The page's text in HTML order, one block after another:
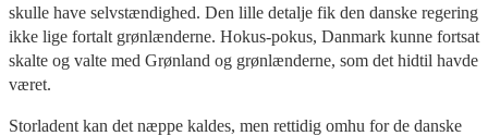
skulle have selvstændighed. Den lille detalje fik den danske regering
ikke lige fortalt grønlænderne. Hokus-pokus, Danmark kunne fortsat
skalte og valte med Grønland og grønlænderne, som det hidtil havde
været.
Storladent kan det næppe kaldes, men rettidig omhu for de danske